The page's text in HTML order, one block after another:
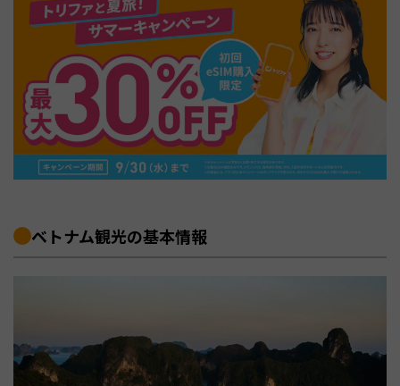
ベトナム観光の基本情報